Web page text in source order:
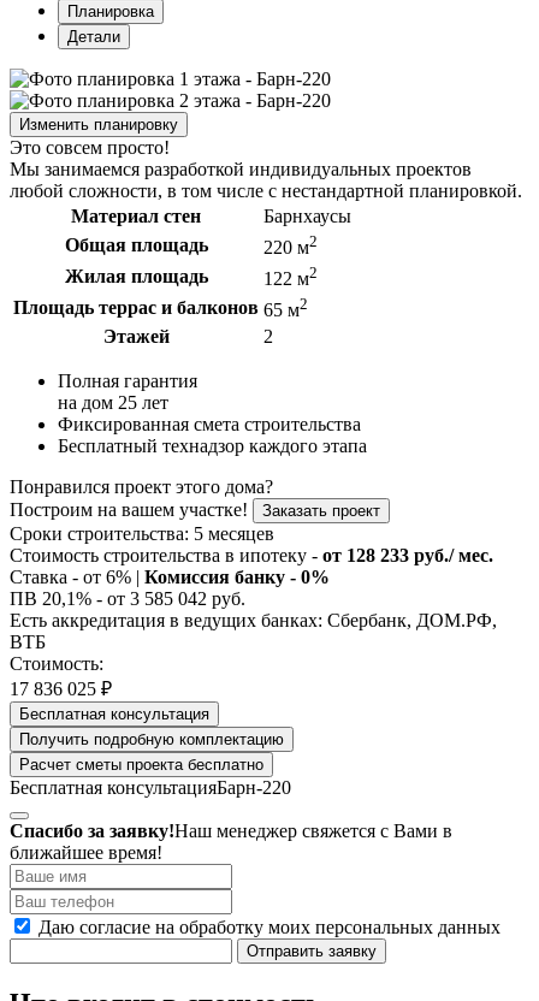
Планировка
Детали
Изменить планировку
Это совсем просто!
Мы занимаемся разработкой индивидуальных проектов
любой сложности, в том числе с нестандартной планировкой.
Материал стен
Барнхаусы
Общая площадь
220 м2
Жилая площадь 122 м2
Площадь террас и балконов 65 м2
Этажей 2
Полная гарантия
на дом 25 лет
Фиксированная смета строительства
Бесплатный технадзор каждого этапа
Понравился проект этого дома?
Построим на вашем участке!
Заказать проект
Сроки строительства: 5 месяцев
Стоимость строительства в ипотеку - от 128 233 руб./ мес.
Ставка - от 6% | Комиссия банку - 0%
ПВ 20,1% - от 3 585 042 руб.
Есть аккредитация в ведущих банках: Сбербанк, ДОМ.РФ,
ВТБ
Стоимость:
17 836 025 ₽
Бесплатная консультация
Получить подробную комплектацию
Расчет сметы проекта бесплатно
Бесплатная консультацияБарн-220
Спасибо за заявку!Наш менеджер свяжется с Вами в
ближайшее время!
Даю согласие на обработку моих персональных данных
Отправить заявку